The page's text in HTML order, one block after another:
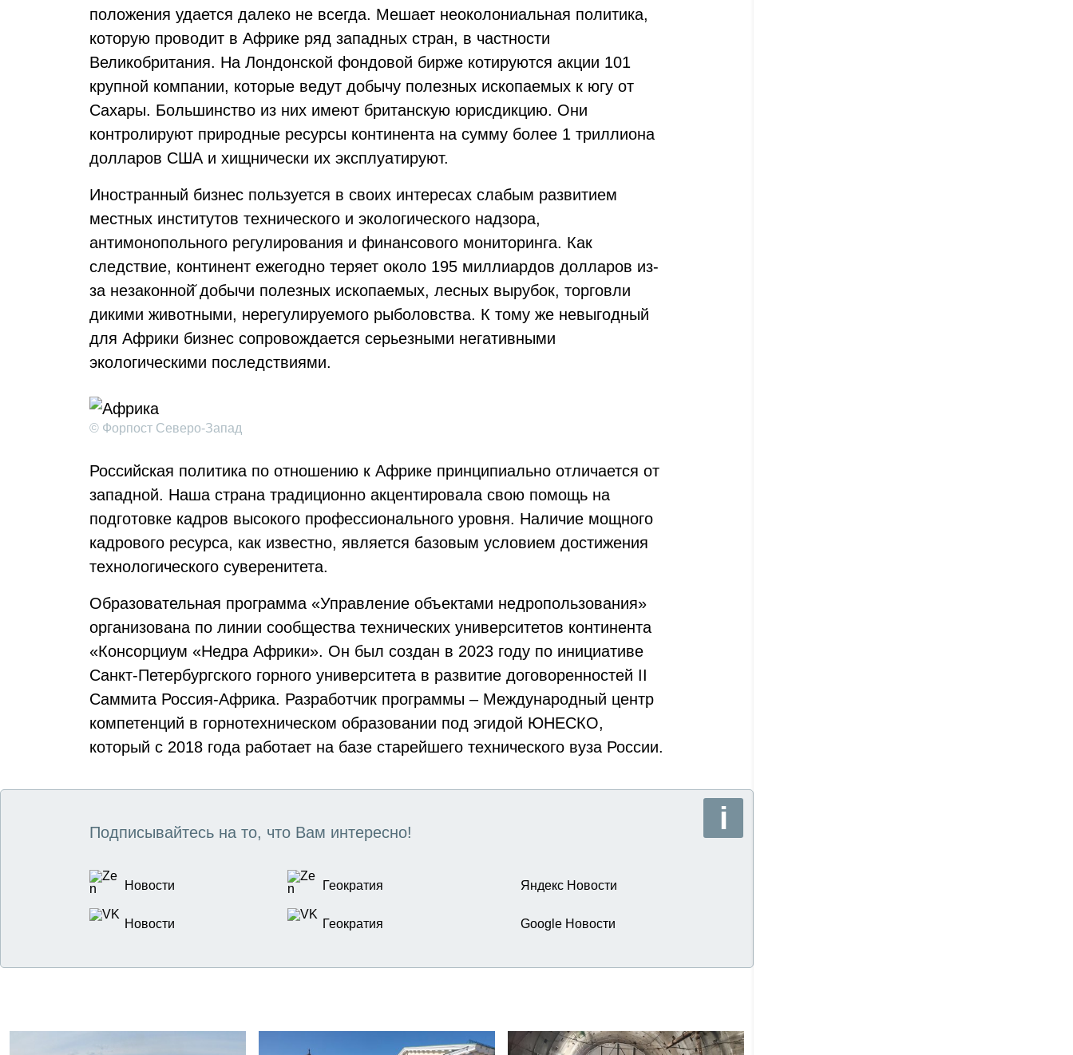
положения удается далеко не всегда. Мешает неоколониальная политика,
которую проводит в Африке ряд западных стран, в частности
Великобритания. На Лондонской фондовой бирже котируются акции 101
крупной компании, которые ведут добычу полезных ископаемых к югу от
Сахары. Большинство из них имеют британскую юрисдикцию. Они
контролируют природные ресурсы континента на сумму более 1 триллиона
долларов США и хищнически их эксплуатируют.
Иностранный бизнес пользуется в своих интересах слабым развитием
местных институтов технического и экологического надзора,
антимонопольного регулирования и финансового мониторинга. Как
следствие, континент ежегодно теряет около 195 миллиардов долларов из-
за незаконной̆ добычи полезных ископаемых, лесных вырубок, торговли
дикими животными, нерегулируемого рыболовства. К тому же невыгодный
для Африки бизнес сопровождается серьезными негативными
экологическими последствиями.
© Форпост Северо-Запад
Российская политика по отношению к Африке принципиально отличается от
западной. Наша страна традиционно акцентировала свою помощь на
подготовке кадров высокого профессионального уровня. Наличие мощного
кадрового ресурса, как известно, является базовым условием достижения
технологического суверенитета.
Образовательная программа «Управление объектами недропользования»
организована по линии сообщества технических университетов континента
«Консорциум «Недра Африки». Он был создан в 2023 году по инициативе
Санкт-Петербургского горного университета в развитие договоренностей II
Саммита Россия-Африка. Разработчик программы – Международный центр
компетенций в горнотехническом образовании под эгидой ЮНЕСКО,
который с 2018 года работает на базе старейшего технического вуза России.
Подписывайтесь на то, что Вам интересно!
Новости Геократия Яндекс Новости
Новости Геократия Google Новости